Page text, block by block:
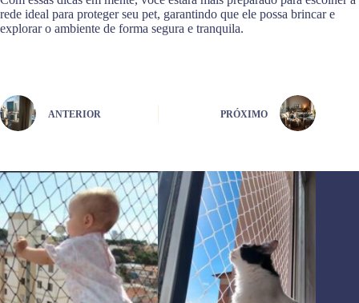
rede ideal para proteger seu pet, garantindo que ele possa brincar e
explorar o ambiente de forma segura e tranquila.
ANTERIOR PRÓXIMO